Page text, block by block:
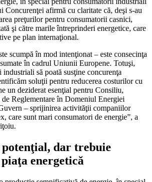
Concurenţei afirmă cu claritate că, deşi s-au
preţurilor pentru consumatorii casnici,
şi către marile întreprinderi energetice, care
pe plan internaţional.
scumpă în mod intenţionat – este consecinţa
în cadrul Uniunii Europene. Totuşi,
să poată susţine concurenţa
soluţii pentru reducerea costurilor cu
un deziderat esenţial pentru Consiliu,
Reglementare în Domeniul Energiei
– sprijinirea activităţii companiilor
care sunt mari consumatori de energie”, a
dar trebuie
energetică